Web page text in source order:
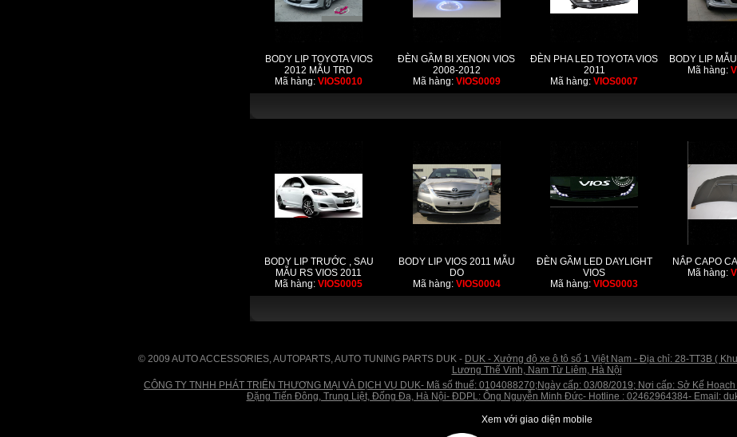
BODY LIP TOYOTA VIOS
2012 MẪU TRD
Mã hàng:VIOS0010
ĐÈN GẦM BI XENON VIOS
2008-2012
Mã hàng: VIOS0009
ĐÈN PHA LED TOYOTA VIOS
2011
Mã hàng:VIOS0007
BODY LIP
Mã hàng:
BODY LIP TRƯỚC , SAU
MẪU RS VIOS 2011
Mã hàng:VIOS0005
BODY LIP VIOS 2011 MẪU
DO
Mã hàng: VIOS0004
ĐÈN GẦM LED DAYLIGHT
VIOS
Mã hàng:VIOS0003
NẮP CAPO
Mã hàng:
© 2009 AUTO ACCESSORIES, AUTOPARTS, AUTO TUNING PARTS DUK - DUK - Xưởng độ xe ô tô số 1 Việt Nam - Địa chỉ: 28-TT3B (
Lương Thế Vinh, Nam Từ Liêm, Hà Nội
CÔNG TY TNHH PHÁT TRIỂN THƯƠNG MẠI VÀ DỊCH VỤ DUK- Mã số thuế: 0104088270;Ngày cấp: 03/08/2019; Nơi cấp: Sở Kế
Đặng Tiến Đông, Trung Liệt, Đống Đa, Hà Nội- ĐDPL: Ông Nguyễn Minh Đức- Hotline : 02462964384- Email:
Xem với giao diện mobile